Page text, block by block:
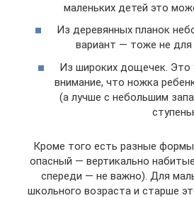
маленьких детей это
Из деревянных планок
вариант — тоже не для
Из широких дощечек. Это
внимание, что ножка
(а лучше с небольшим
Кроме того есть разные
опасный — вертикально
спереди — не важно). Для
школьного возраста и старше